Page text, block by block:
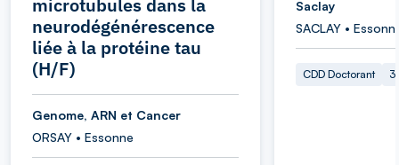
neurodégénérescence
liée à la protéine tau
(H/F)
Genome, ARN et Cancer
ORSAY • Essonne
Saclay
SACLAY •
CDD Doctorant